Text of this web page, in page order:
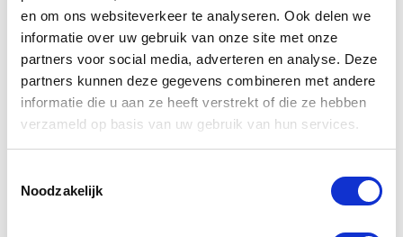
en om ons websiteverkeer te analyseren. Ook delen we
informatie over uw gebruik van onze site met onze
partners voor social media, adverteren en analyse. Deze
partners kunnen deze gegevens combineren met andere
informatie die u aan ze heeft verstrekt of die ze hebben
verzameld op basis van uw gebruik van hun services.
Noodzakelijk
4.6
star
98 Beoordelingen